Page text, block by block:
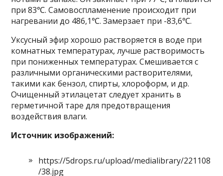
при 83℃. Самовоспламенение происходит при
нагревании до 486,1℃. Замерзает при -83,6℃.
Уксусный эфир хорошо растворяется в воде при
комнатных температурах, лучше растворимость
при пониженных температурах. Смешивается с
различными органическими растворителями,
такими как бензол, спирты, хлороформ, и др.
Очищенный этилацетат следует хранить в
герметичной таре для предотвращения
воздействия влаги.
Источник изображений:
https://5drops.ru/upload/medialibrary/221108
/38.jpg